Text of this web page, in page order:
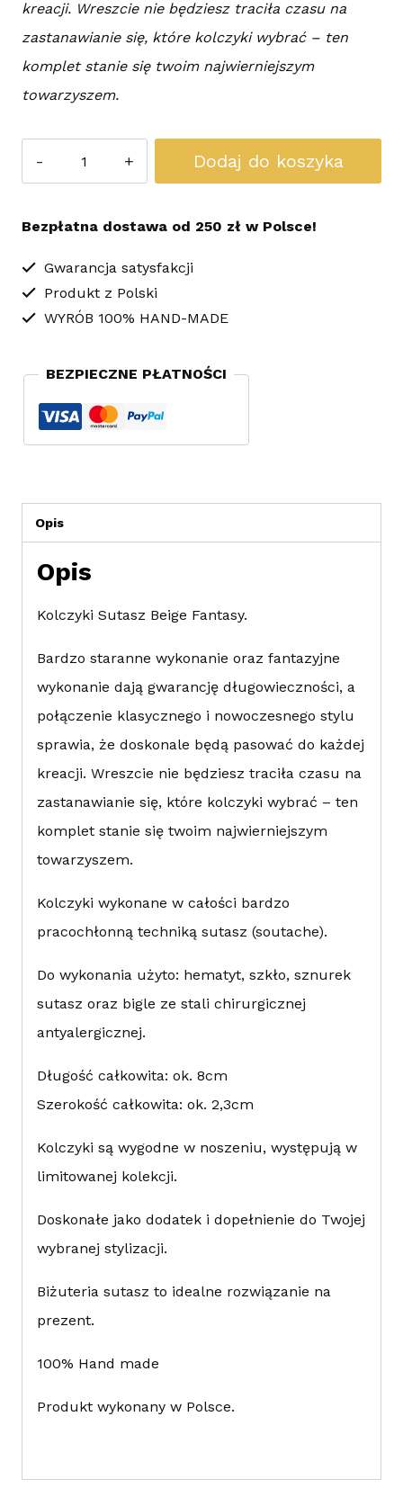
kreacji. Wreszcie nie będziesz traciła czasu na
zastanawianie się, które kolczyki wybrać – ten
komplet stanie się twoim najwierniejszym
towarzyszem.
Kolczyki
Beige
Fantasy
Dodaj do koszyka
Bezpłatna dostawa od 250 zł w Polsce!
Gwarancja satysfakcji
Produkt z Polski
WYRÓB 100% HAND-MADE
BEZPIECZNE PŁATNOŚCI
Opis
Opis
Kolczyki Sutasz Beige Fantasy.
Bardzo staranne wykonanie oraz fantazyjne
wykonanie dają gwarancję długowieczności, a
połączenie klasycznego i nowoczesnego stylu
sprawia, że doskonale będą pasować do każdej
kreacji. Wreszcie nie będziesz traciła czasu na
zastanawianie się, które kolczyki wybrać – ten
komplet stanie się twoim najwierniejszym
towarzyszem.
Kolczyki wykonane w całości bardzo
pracochłonną techniką sutasz (soutache).
Do wykonania użyto: hematyt, szkło, sznurek
sutasz oraz bigle ze stali chirurgicznej
antyalergicznej.
Długość całkowita: ok. 8cm
Szerokość całkowita: ok. 2,3cm
Kolczyki są wygodne w noszeniu, występują w
limitowanej kolekcji.
Doskonałe jako dodatek i dopełnienie do Twojej
wybranej stylizacji.
Biżuteria sutasz to idealne rozwiązanie na
prezent.
100% Hand made
Produkt wykonany w Polsce.